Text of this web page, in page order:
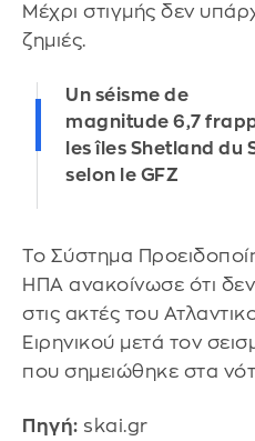
Μέχρι στιγμής δεν
ζημιές.
Un séisme de
magnitude 6,7
les îles Shetland du
selon le GFZ
Το Σύστημα
ΗΠΑ ανακοίνωσε ότι
στις ακτές του
Ειρηνικού μετά τον
που σημειώθηκε στα
Πηγή: skai.gr